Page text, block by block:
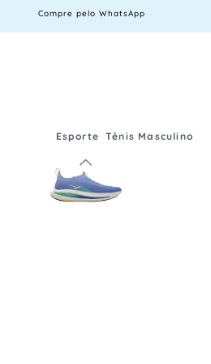
Compre pelo WhatsApp
Esporte Tênis Masculino